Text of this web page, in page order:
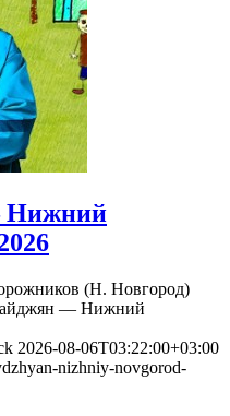
Нижний
(Н. Новгород)
— Нижний
2026-08-06T03:22:00+03:00
nizhniy-novgorod-